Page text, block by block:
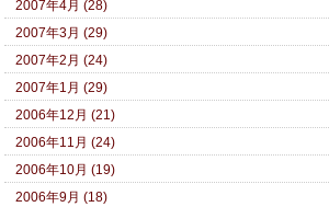
2007年4月 (28)
2007年3月 (29)
2007年2月 (24)
2007年1月 (29)
2006年12月 (21)
2006年11月 (24)
2006年10月 (19)
2006年9月 (18)